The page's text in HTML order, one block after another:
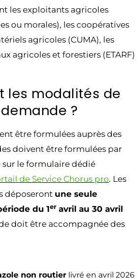
les exploitants agricoles
ou morales), les coopératives
agricoles (CUMA), les
agricoles et forestiers (ETARF)
les modalités de
?
être formulées auprès des
doivent être formulées par
le formulaire dédié
de Service Chorus pro. Les
déposeront une seule
du 1er avril au 30 avril
doit être accompagnée des
non routier livré en avril 2026